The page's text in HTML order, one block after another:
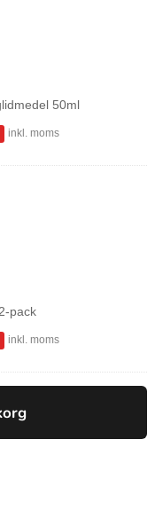
50ml
Det
priset
inkl. moms
pack
Det
priset
89 kr.
inkl. moms